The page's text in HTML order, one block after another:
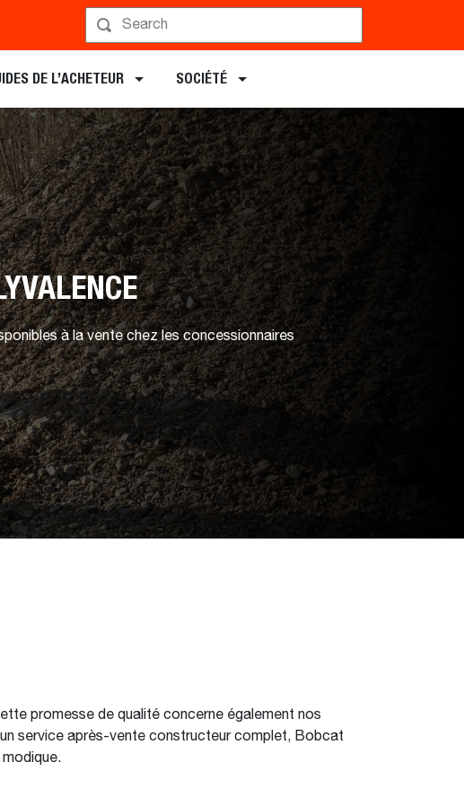
DE L’ACHETEUR SOCIÉTÉ
à la vente chez les concessionnaires
promesse de qualité concerne également nos
service après-vente constructeur complet, Bobcat
Trouver un concessionnaire